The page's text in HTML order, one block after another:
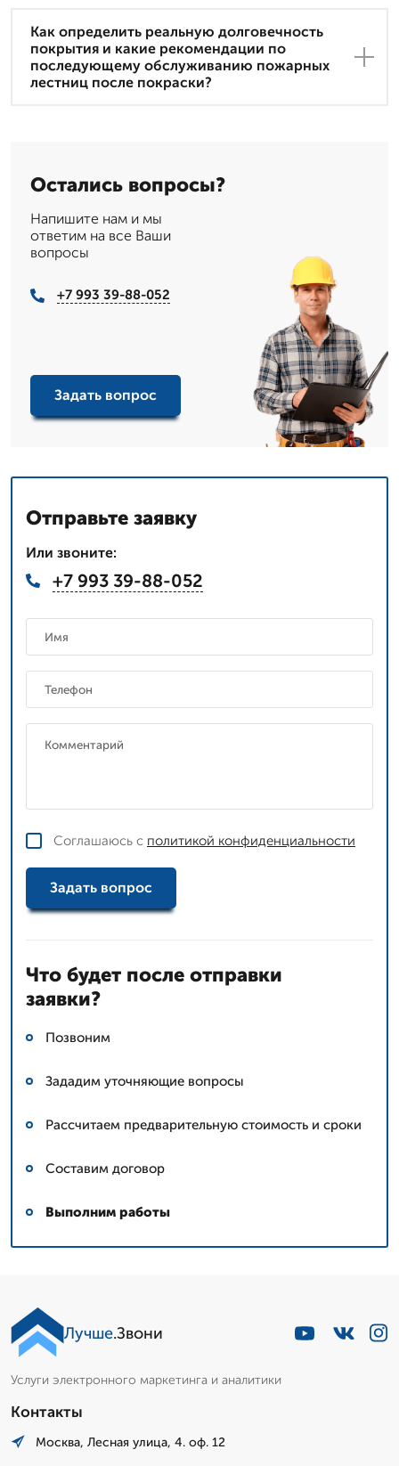
Как определить реальную долговечность
покрытия и какие рекомендации по
последующему обслуживанию пожарных
лестниц после покраски?
Остались вопросы?
Напишите нам и мы
ответим на все Ваши
вопросы
+7 993 39-88-052
Задать вопрос
Отправьте заявку
Или звоните:
+7 993 39-88-052
Соглашаюсь с политикой конфиденциальности
Задать вопрос
Что будет после отправки
заявки?
Позвоним
Зададим уточняющие вопросы
Рассчитаем предварительную стоимость и сроки
Составим договор
Выполним работы
Лучше.Звони
Услуги электронного маркетинга и аналитики
Контакты
Москва, Лесная улица, 4. оф. 12